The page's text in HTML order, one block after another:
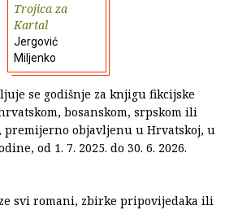
Trojica za
Kartal
Jergović
Miljenko
se godišnje za knjigu fikcijske
bosanskom, srpskom ili
premijerno objavljenu u Hrvatskoj, u
od 1. 7. 2025. do 30. 6. 2026.
svi romani, zbirke pripovijedaka ili